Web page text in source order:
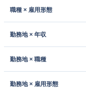
職種 × 雇用形態
勤務地 × 年収
勤務地 × 職種
勤務地 × 雇用形態